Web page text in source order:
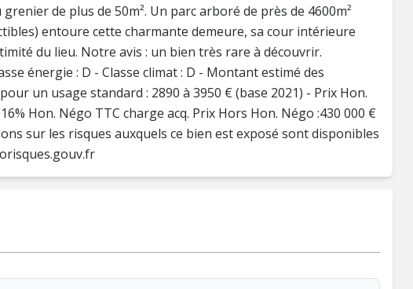
de plus de 50m². Un parc arboré de près de 4600m²
entoure cette charmante demeure, sa cour intérieure
du lieu. Notre avis : un bien très rare à découvrir.
énergie : D - Classe climat : D - Montant estimé des
un usage standard : 2890 à 3950 € (base 2021) - Prix Hon.
Hon. Négo TTC charge acq. Prix Hors Hon. Négo :430 000 €
sur les risques auxquels ce bien est exposé sont disponibles